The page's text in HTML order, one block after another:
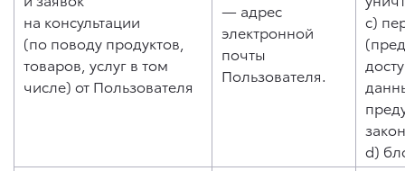
на консультации
(по поводу продуктов,
товаров, услуг в том
числе) от Пользователя
— адрес
электронной
почты
Пользователя.
c)
d)